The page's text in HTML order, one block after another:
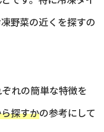
野菜の近くを探すの
れの簡単な特徴を
探すかの参考にして